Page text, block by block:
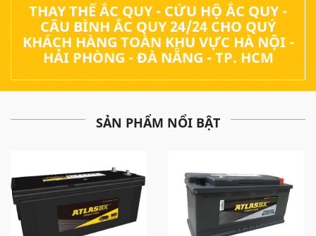
THAY THẾ ẮC QUY - CỨU HỘ ẮC QUY -
CÂU BÌNH ẮC QUY 24/24 CHO QUÝ
KHÁCH HÀNG TOÀN KHU VỰC HÀ NỘI -
HẢI PHÒNG - ĐÀ NẴNG - TP. HCM
SẢN PHẨM NỔI BẬT